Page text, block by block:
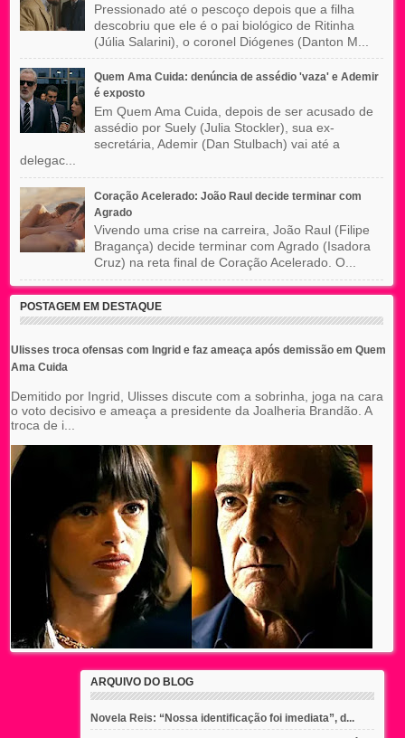
Pressionado até o pescoço depois que a filha
descobriu que ele é o pai biológico de Ritinha
(Júlia Salarini), o coronel Diógenes (Danton M...
Quem Ama Cuida: denúncia de assédio 'vaza' e Ademir
é exposto
Em Quem Ama Cuida, depois de ser acusado de
assédio por Suely (Julia Stockler), sua ex-
secretária, Ademir (Dan Stulbach) vai até a
delegac...
Coração Acelerado: João Raul decide terminar com
Agrado
Vivendo uma crise na carreira, João Raul (Filipe
Bragança) decide terminar com Agrado (Isadora
Cruz) na reta final de Coração Acelerado. O...
POSTAGEM EM DESTAQUE
Ulisses troca ofensas com Ingrid e faz ameaça após demissão em Quem
Ama Cuida
Demitido por Ingrid, Ulisses discute com a sobrinha, joga na cara
o voto decisivo e ameaça a presidente da Joalheria Brandão. A
troca de i...
ARQUIVO DO BLOG
Novela Reis: “Nossa identificação foi imediata”, d...